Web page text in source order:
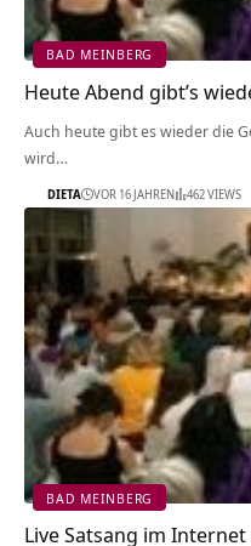
BAD MEINBERG
Heute Abend gibt’s
Auch heute gibt es wieder die
wird…
DIETA VOR 16 JAHREN 462 VIEWS
BAD MEINBERG
Live Satsang im